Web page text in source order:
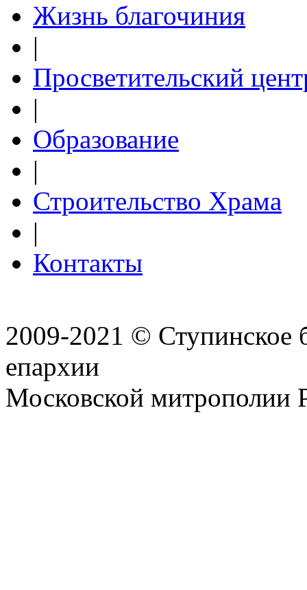
Жизнь благочиния
|
Просветительский
|
Образование
|
Строительство Храма
|
Контакты
2009-2021 © Ступинское
епархии
Московской митрополии